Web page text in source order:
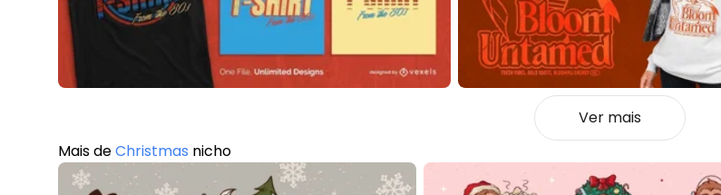
Ver mais
Mais deChristmas nicho